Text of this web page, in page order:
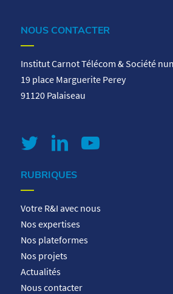
NOUS CONTACTER
Institut Carnot Télécom & Société
19 place Marguerite Perey
91120 Palaiseau
RUBRIQUES
Votre R&I avec nous
Nos expertises
Nos plateformes
Nos projets
Actualités
Nous contacter